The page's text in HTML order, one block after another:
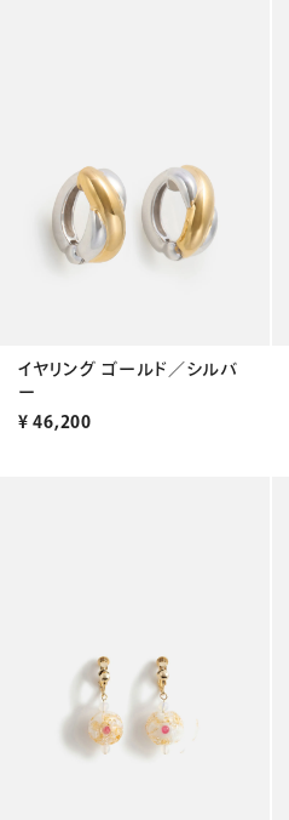
イヤリング ゴールド／シルバ
ー
¥ 46,200